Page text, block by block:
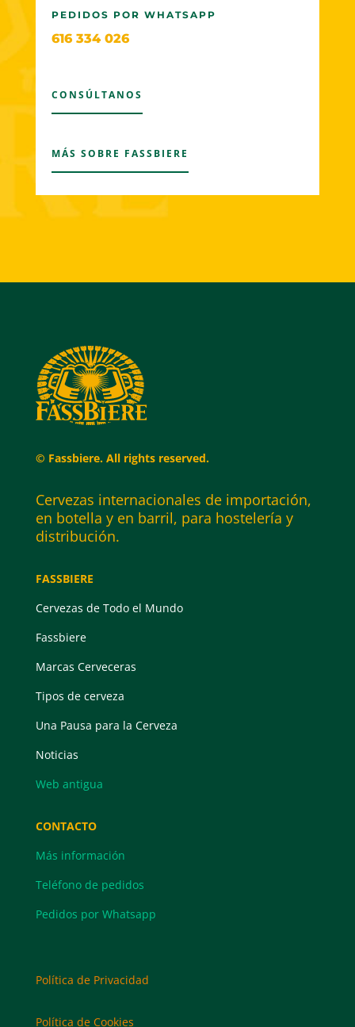
PEDIDOS POR WHATSAPP
616 334 026
CONSÚLTANOS
MÁS SOBRE FASSBIERE
© Fassbiere. All rights reserved.
Cervezas internacionales de importación,
en botella y en barril, para hostelería y
distribución.
FASSBIERE
Cervezas de Todo el Mundo
Fassbiere
Marcas Cerveceras
Tipos de cerveza
Una Pausa para la Cerveza
Noticias
Web antigua
CONTACTO
Más información
Teléfono de pedidos
Pedidos por Whatsapp
Política de Privacidad
Política de Cookies